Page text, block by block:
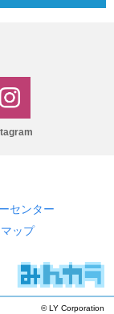
センター
ップ
© LY Corporation